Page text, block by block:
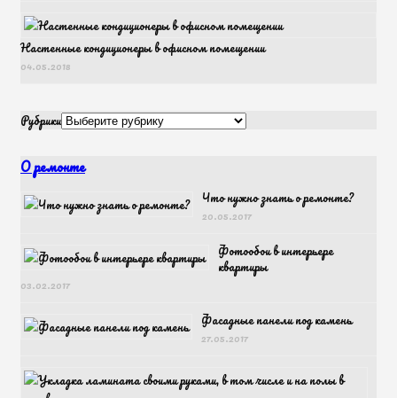
Настенные кондиционеры в офисном помещении
04.05.2018
Рубрики
О ремонте
Что нужно знать о ремонте?
20.05.2017
Фотообои в интерьере
квартиры
03.02.2017
Фасадные панели под камень
27.05.2017